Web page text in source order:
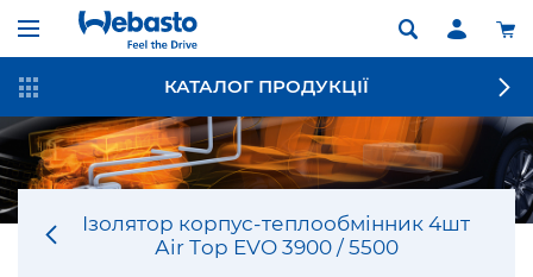
КАТАЛОГ ПРОДУКЦІЇ
Ізолятор корпус-теплообмінник 4шт
Аir Тop EVO 3900 / 5500